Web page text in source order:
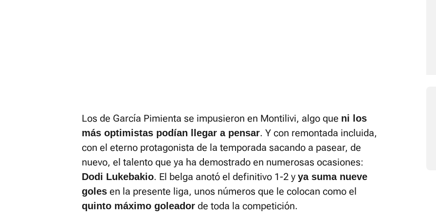
Los de García Pimienta se impusieron en Montilivi, algo que ni los
más optimistas podían llegar a pensar. Y con remontada incluida,
con el eterno protagonista de la temporada sacando a pasear, de
nuevo, el talento que ya ha demostrado en numerosas ocasiones:
Dodi Lukebakio. El belga anotó el definitivo 1-2 y ya suma nueve
goles en la presente liga, unos números que le colocan como el
quinto máximo goleador de toda la competición.